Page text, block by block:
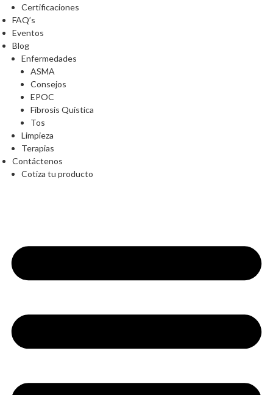
Certificaciones
FAQ’s
Eventos
Blog
Enfermedades
ASMA
Consejos
EPOC
Fibrosis Quística
Tos
Limpieza
Terapias
Contáctenos
Cotiza tu producto